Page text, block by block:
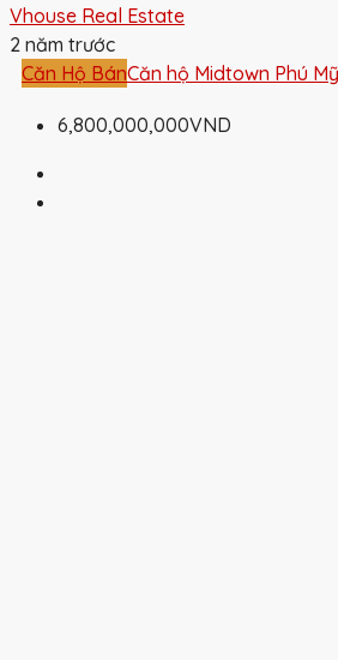
Vhouse Real Estate
2 năm trước
Căn Hộ BánCăn hộ Midtown Phú
6,800,000,000VND